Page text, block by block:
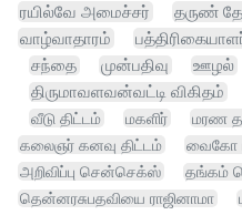
ரயில்வே அமைச்சர்
தருண்
வாழ்வாதாரம்
சந்தை முன்பதிவு ஊழல்
திருமாவளவன்வட்டி விகிதம்
வீடு திட்டம்
மகளிர் மரண
கலைஞர் கனவு திட்டம்
வைகோ
அறிவிப்பு சென்செக்ஸ்
தங்கம்
தென்னரசுபதவியை ராஜினாமா